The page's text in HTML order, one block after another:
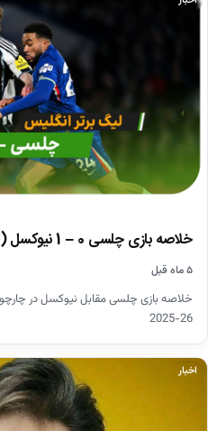
خلاصه بازی چلسی 0 – 1 نیوکسل (لیگ برتر انگلیس)
۵ ماه قبل
خلاصه بازی چلسی مقابل نیوکسل در
26-2025
اخبار